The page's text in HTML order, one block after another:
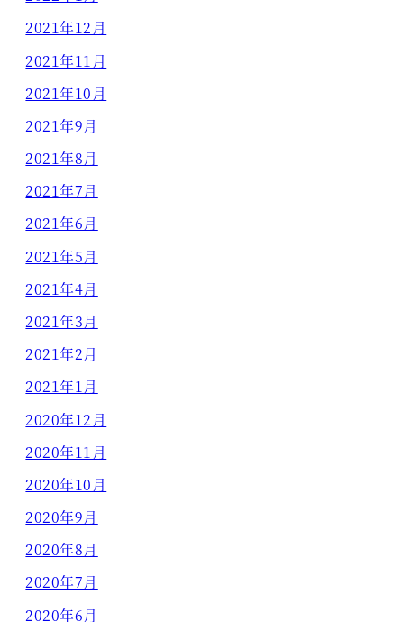
2021年12月
2021年11月
2021年10月
2021年9月
2021年8月
2021年7月
2021年6月
2021年5月
2021年4月
2021年3月
2021年2月
2021年1月
2020年12月
2020年11月
2020年10月
2020年9月
2020年8月
2020年7月
2020年6月